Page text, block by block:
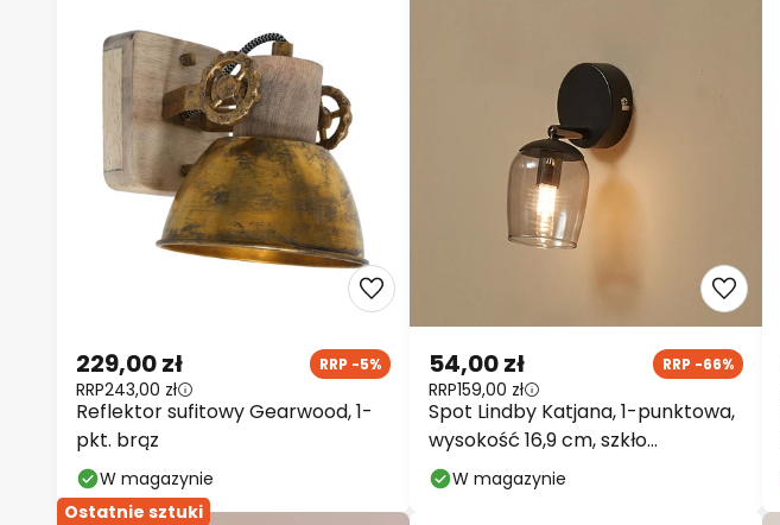
Reflektor sufitowy Gearwood, 1-
pkt. brąz
229,00 zł RRP -5%
RRP243,00 zł
W magazynie
Spot Lindby Katjana, 1-punktowa,
wysokość 16,9 cm, szkło
przydymione
54,00 zł RRP -66%
RRP159,00 zł
W magazynie
Ostatnie sztuki